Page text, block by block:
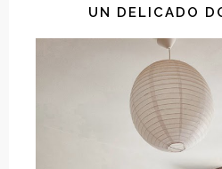
UN DELICADO